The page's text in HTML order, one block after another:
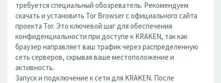
требуется специальный обозреватель. Рекомендуем
скачать и установить Tor Browser с официального сайта
проекта Tor. Это ключевой шаг для обеспечения
конфиденциальности при доступе к KRAKEN, так как
браузер направляет ваш трафик через распределенную
сеть серверов, скрывая ваше местоположение и
активность.
Запуск и подключение к сети для KRAKEN. После